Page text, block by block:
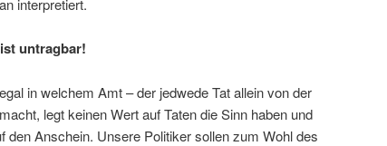
interpretiert.
untragbar!
in welchem Amt – der jedwede Tat allein von der
legt keinen Wert auf Taten die Sinn haben und
den Anschein. Unsere Politiker sollen zum Wohl des